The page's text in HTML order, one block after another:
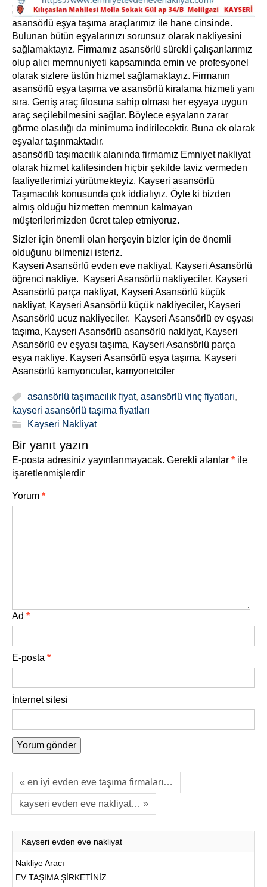
asansörlü eşya taşıma araçlarımız ile hane cinsinde.
Bulunan bütün eşyalarınızı sorunsuz olarak nakliyesini
sağlamaktayız. Firmamız asansörlü sürekli çalışanlarımız
olup alıcı memnuniyeti kapsamında emin ve profesyonel
olarak sizlere üstün hizmet sağlamaktayız. Firmanın
asansörlü eşya taşıma ve asansörlü kiralama hizmeti yanı
sıra. Geniş araç filosuna sahip olması her eşyaya uygun
araç seçilebilmesini sağlar. Böylece eşyaların zarar
görme olasılığı da minimuma indirilecektir. Buna ek olarak
eşyalar taşınmaktadır.
asansörlü taşımacılık alanında firmamız Emniyet nakliyat
olarak hizmet kalitesinden hiçbir şekilde taviz vermeden
faaliyetlerimizi yürütmekteyiz. Kayseri asansörlü
Taşımacılık konusunda çok iddialıyız. Öyle ki bizden
almış olduğu hizmetten memnun kalmayan
müşterilerimizden ücret talep etmiyoruz.
Sizler için önemli olan herşeyin bizler için de önemli
olduğunu bilmenizi isteriz.
Kayseri Asansörlü evden eve nakliyat, Kayseri Asansörlü
öğrenci nakliye. Kayseri Asansörlü nakliyeciler, Kayseri
Asansörlü parça nakliyat, Kayseri Asansörlü küçük
nakliyat, Kayseri Asansörlü küçük nakliyeciler, Kayseri
Asansörlü ucuz nakliyeciler. Kayseri Asansörlü ev eşyası
taşıma, Kayseri Asansörlü asansörlü nakliyat, Kayseri
Asansörlü ev eşyası taşıma, Kayseri Asansörlü parça
eşya nakliye. Kayseri Asansörlü eşya taşıma, Kayseri
Asansörlü kamyoncular, kamyonetciler
asansörlü taşımacılık fiyat, asansörlü vinç fiyatları,
kayseri asansörlü taşıma fiyatları
Kayseri Nakliyat
Bir yanıt yazın
E-posta adresiniz yayınlanmayacak. Gerekli alanlar * ile
işaretlenmişlerdir
Yorum *
Ad *
E-posta *
İnternet sitesi
« en iyi evden eve taşıma firmaları…
kayseri evden eve nakliyat… »
Kayseri evden eve nakliyat
Nakliye Aracı
EV TAŞIMA ŞİRKETİNİZ